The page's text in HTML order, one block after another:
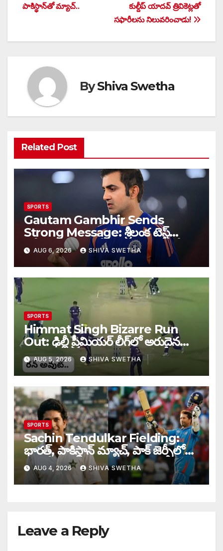
కుల్దీప్ యాదవ్ త్రివికెట్లతో
సఫారీలను నిలువరించాడు!
పాకిస్థాన్‌తో మ్యాచ్..
ByShiva Swetha
Related Post
SPORTS
Gautam Gambhir Sends
Strong Message: శ్రీలంక టెస్ట్
సిరీస్‌కు ముందు టీమిండియాకు గంభీర్
వార్నింగ్…
AUG 6, 2026 SHIVA SWETHA
SPORTS
Himmat Singh Bizarre Run
Out: ఢిల్లీ ప్రీమియర్ లీగ్‌లో అరుదైన
రనౌట్ ఘటన వైరల్.
AUG 5, 2026 SHIVA SWETHA
SPORTS
Sachin Tendulkar Fielding:
భారత్, పాకిస్థాన్ మ్యాచ్, పాక్ జెర్సీలో
బరిలోకి దిగిన సచిన్…
AUG 4, 2026 SHIVA SWETHA
Leave a Reply